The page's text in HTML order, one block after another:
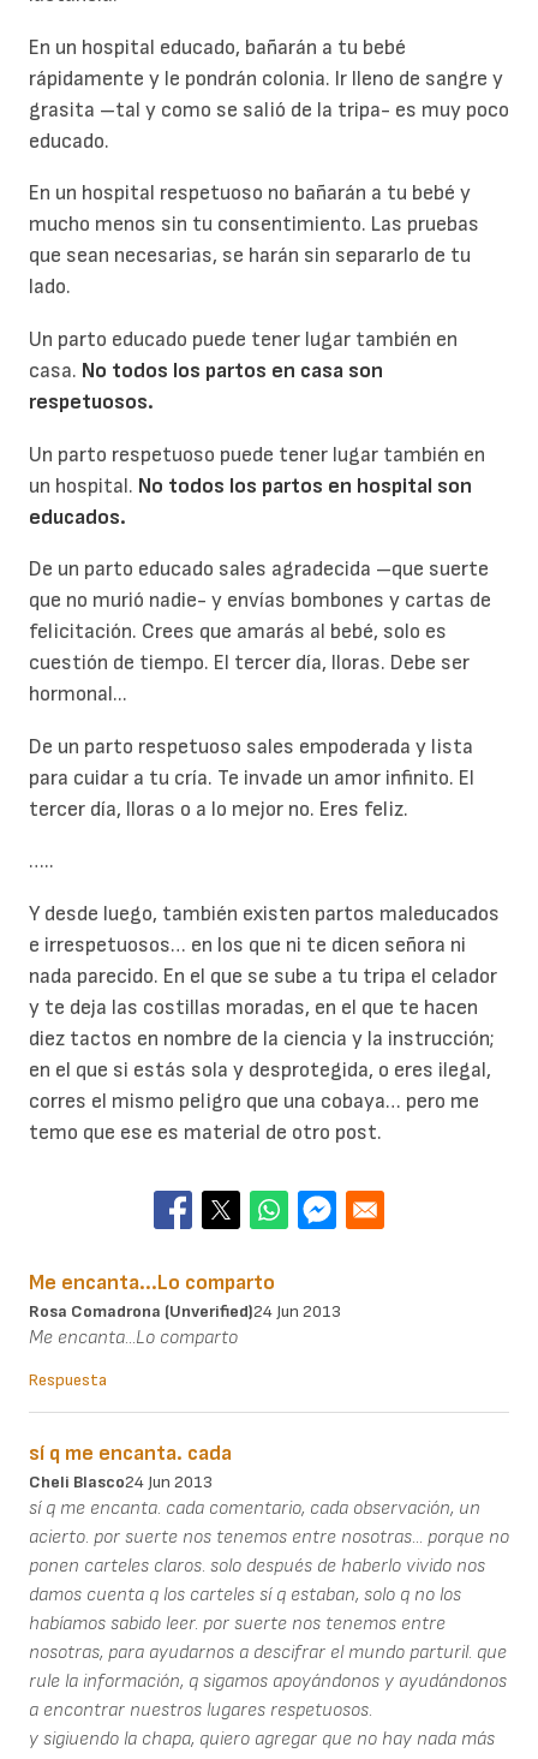
En un hospital educado, bañarán a tu bebé
rápidamente y le pondrán colonia. Ir lleno de sangre y
grasita –tal y como se salió de la tripa- es muy poco
educado.
En un hospital respetuoso no bañarán a tu bebé y
mucho menos sin tu consentimiento. Las pruebas
que sean necesarias, se harán sin separarlo de tu
lado.
Un parto educado puede tener lugar también en
casa. No todos los partos en casa son
respetuosos.
Un parto respetuoso puede tener lugar también en
un hospital. No todos los partos en hospital son
educados.
De un parto educado sales agradecida –que suerte
que no murió nadie- y envías bombones y cartas de
felicitación. Crees que amarás al bebé, solo es
cuestión de tiempo. El tercer día, lloras. Debe ser
hormonal...
De un parto respetuoso sales empoderada y lista
para cuidar a tu cría. Te invade un amor infinito. El
tercer día, lloras o a lo mejor no. Eres feliz.
…..
Y desde luego, también existen partos maleducados
e irrespetuosos… en los que ni te dicen señora ni
nada parecido. En el que se sube a tu tripa el celador
y te deja las costillas moradas, en el que te hacen
diez tactos en nombre de la ciencia y la instrucción;
en el que si estás sola y desprotegida, o eres ilegal,
corres el mismo peligro que una cobaya… pero me
temo que ese es material de otro post.
Me encanta...Lo comparto
Rosa Comadrona (unverified)24 Jun 2013
Me encanta...Lo comparto
Respuesta
sí q me encanta. cada
Cheli Blasco24 Jun 2013
sí q me encanta. cada comentario, cada observación, un
acierto. por suerte nos tenemos entre nosotras... porque no
ponen carteles claros. solo después de haberlo vivido nos
damos cuenta q los carteles sí q estaban, solo q no los
habíamos sabido leer. por suerte nos tenemos entre
nosotras, para ayudarnos a descifrar el mundo parturil. que
rule la información, q sigamos apoyándonos y ayudándonos
a encontrar nuestros lugares respetuosos.
y sigiuendo la chapa, quiero agregar que no hay nada más